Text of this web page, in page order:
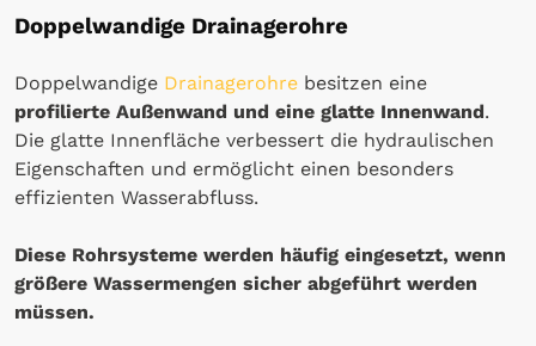
Doppelwandige Drainagerohre
Doppelwandige Drainagerohre besitzen eine
profilierte Außenwand und eine glatte Innenwand.
Die glatte Innenfläche verbessert die hydraulischen
Eigenschaften und ermöglicht einen besonders
effizienten Wasserabfluss.
Diese Rohrsysteme werden häufig eingesetzt, wenn
größere Wassermengen sicher abgeführt werden
müssen.